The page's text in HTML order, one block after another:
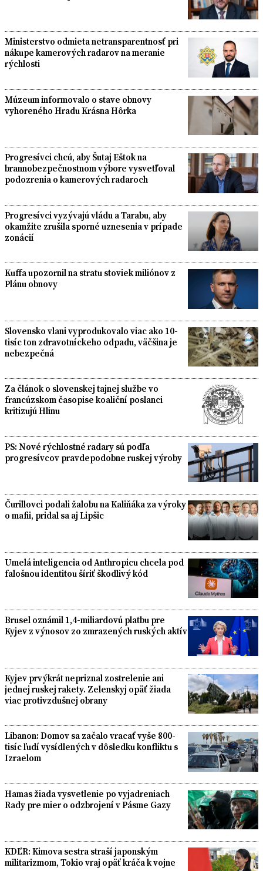
Ministerstvo odmieta netransparentnosť pri
nákupe kamerových radarov na meranie
rýchlosti
Múzeum informovalo o stave obnovy
vyhoreného Hradu Krásna Hôrka
Progresívci chcú, aby Šutaj Eštok na
brannobezpečnostnom výbore vysvetľoval
podozrenia o kamerových radaroch
Progresívci vyzývajú vládu a Tarabu, aby
okamžite zrušila sporné uznesenia v prípade
zonácií
Kuffa upozornil na stratu stoviek miliónov z
Plánu obnovy
Slovensko vlani vyprodukovalo viac ako 10-
tisíc ton zdravotníckeho odpadu, väčšina je
nebezpečná
Za článok o slovenskej tajnej službe vo
francúzskom časopise koaliční poslanci
kritizujú Hlinu
PS: Nové rýchlostné radary sú podľa
progresívcov pravdepodobne ruskej výroby
Čurillovci podali žalobu na Kaliňáka za výroky
o mafii, pridal sa aj Lipšic
Umelá inteligencia od Anthropicu chcela pod
falošnou identitou šíriť škodlivý kód
Brusel oznámil 1,4-miliardovú platbu pre
Kyjev z výnosov zo zmrazených ruských aktív
Kyjev prvýkrát nepriznal zostrelenie ani
jednej ruskej rakety. Zelenskyj opäť žiada
viac protivzdušnej obrany
Libanon: Domov sa začalo vracať vyše 800-
tisíc ľudí vysídlených v dôsledku konfliktu s
Izraelom
Hamas žiada vysvetlenie po vyjadreniach
Rady pre mier o odzbrojení v Pásme Gazy
KDĽR: Kimova sestra straší japonským
militarizmom, Tokio vraj opäť kráča k vojne